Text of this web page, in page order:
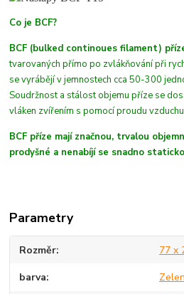
Co je BCF?
BCF (bulked continoues filament)
tvarovaných přímo po zvlákňování při
se vyrábějí v jemnostech cca 50-300
Soudržnost a stálost objemu příze se
vláken zvířením s pomocí proudu
BCF příze mají značnou, trvalou
prodyšné a nenabíjí se snadno
Parametry
Rozměr 77 x
barva